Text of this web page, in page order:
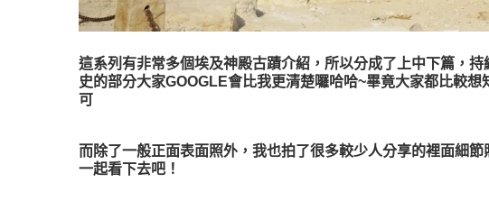
這系列有非常多個埃及神殿古蹟介紹，所以分成了上中下篇，
史的部分大家GOOGLE會比我更清楚囉哈哈~畢竟大家都比較
可
而除了一般正面表面照外，我也拍了很多較少人分享的裡面細
一起看下去吧！